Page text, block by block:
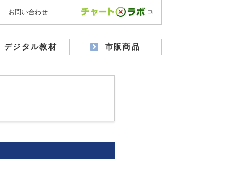
お問い合わせ
デジタル教材 市販商品